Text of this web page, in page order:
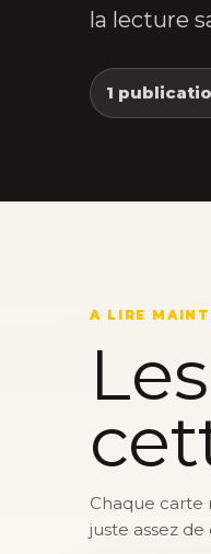
la lecture
1
A LIRE
Chaque carte
juste assez